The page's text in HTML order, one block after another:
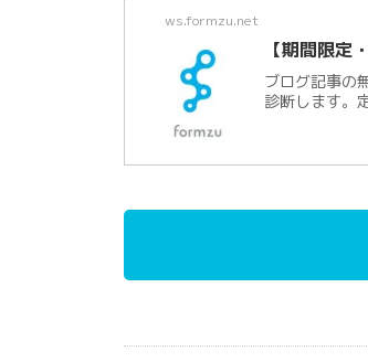
ws.formzu.net
【期間限定
ブログ記事の
診断します。